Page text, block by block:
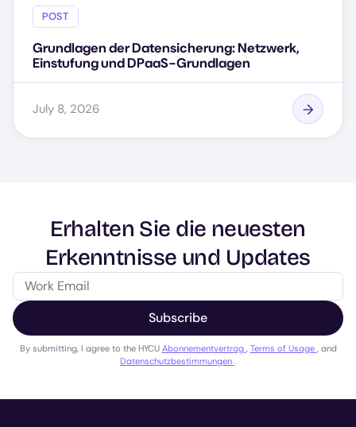
POST
Grundlagen der Datensicherung: Netzwerk,
Einstufung und DPaaS-Grundlagen
July 8, 2026
Erhalten Sie die neuesten
Erkenntnisse und Updates
Subscribe
By submitting, I agree to the HYCU Abonnementvertrag Terms of Usage , and
Datenschutzbestimmungen